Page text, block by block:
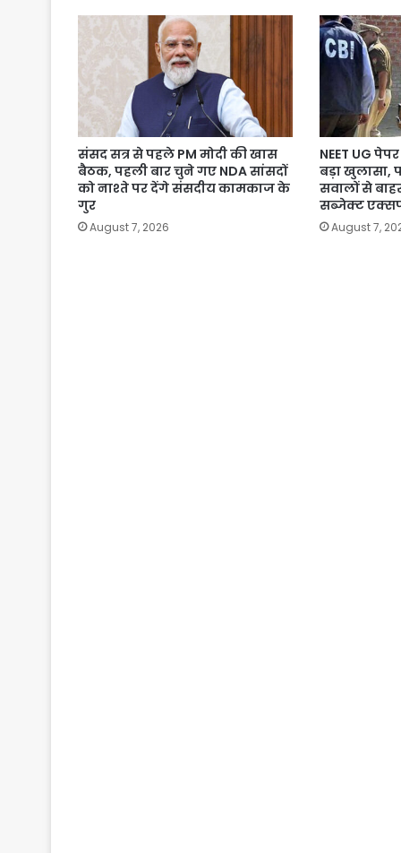
संसद सत्र से पहले PM मोदी की खास
बैठक, पहली बार चुने गए NDA सांसदों
को नाश्ते पर देंगे संसदीय कामकाज के
गुर
August 7, 2026
NEET UG
बड़ा खुलासा,
सवालों से
सब्जेक्ट
August 7,